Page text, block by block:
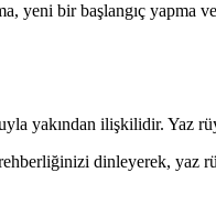
yeni bir başlangıç yapma
yakından ilişkilidir. Yaz
dinleyerek, yaz